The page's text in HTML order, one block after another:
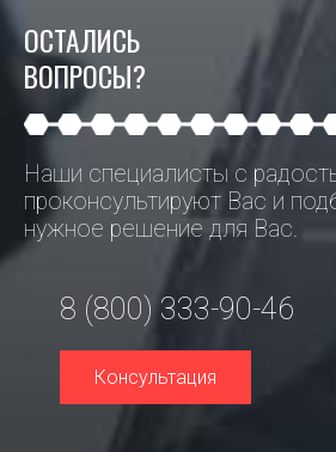
ОСТАЛИСЬ
ВОПРОСЫ?
Наши специалисты с
проконсультируют Вас и
нужное решение для Вас.
8 (800) 333-90-46
Консультация